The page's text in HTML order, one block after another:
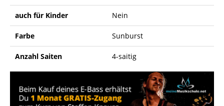
auch für Kinder Nein
Farbe Sunburst
Anzahl Saiten 4-saitig